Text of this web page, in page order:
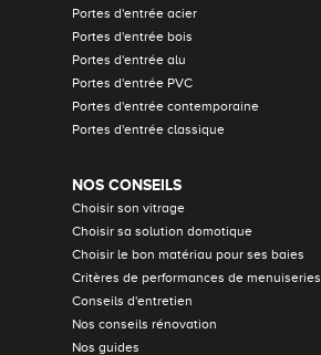
Portes d'entrée acier
Portes d'entrée bois
Portes d'entrée alu
Portes d'entrée PVC
Portes d'entrée contemporaine
Portes d'entrée classique
NOS CONSEILS
Choisir son vitrage
Choisir sa solution domotique
Choisir le bon matériau pour ses baies
Critères de performances de menuiseries
Conseils d'entretien
Nos conseils rénovation
Nos guides